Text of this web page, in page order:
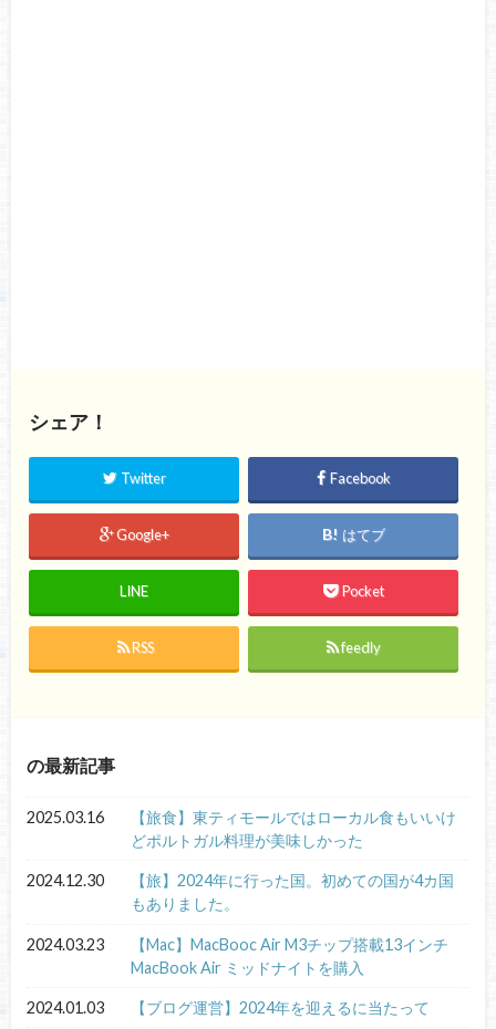
シェア！
Twitter Facebook
Google+ はてブ
LINE Pocket
RSS feedly
の最新記事
2025.03.16
【旅食】東ティモールではローカル食もいいけ
どポルトガル料理が美味しかった
2024.12.30
【旅】2024年に行った国。初めての国が4カ国
もありました。
2024.03.23
【Mac】MacBooc Air M3チップ搭載13インチ
MacBook Air ミッドナイトを購入
2024.01.03 【ブログ運営】2024年を迎えるに当たって